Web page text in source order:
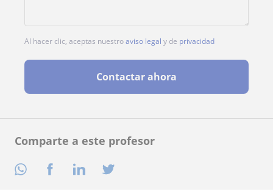
Comparte a este profesor
Al hacer clic, aceptas nuestroaviso legal y de privacidad
Contactar ahora